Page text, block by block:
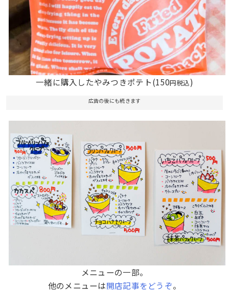
一緒に購入したやみつきポテト(150円税込)
広告の後にも続きます
メニューの一部。
他のメニューは開店記事をどうぞ。